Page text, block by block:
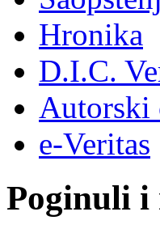
Hronika
D.I.C.
Autorski
e-Veritas
Poginuli i